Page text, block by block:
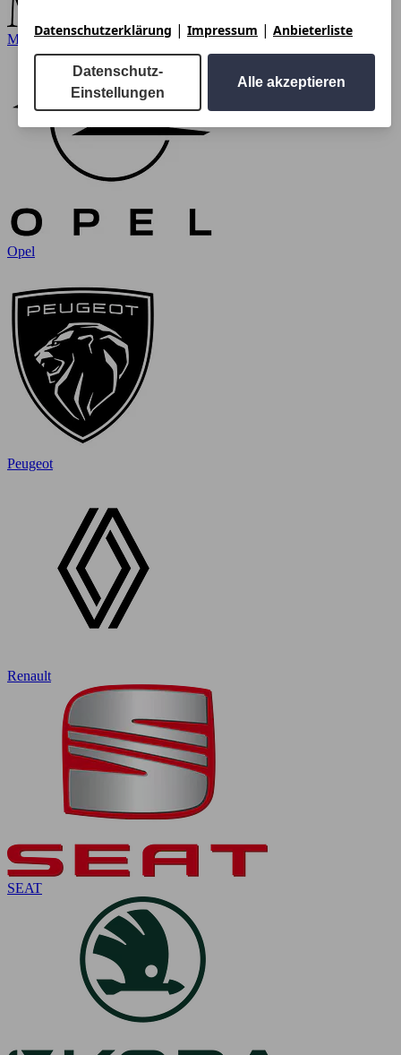
Mercedes-Benz
Opel
Peugeot
Renault
SEAT
Datenschutzerklärung | Impressum | Anbieterliste
Datenschutz-
Einstellungen
Alle akzeptieren